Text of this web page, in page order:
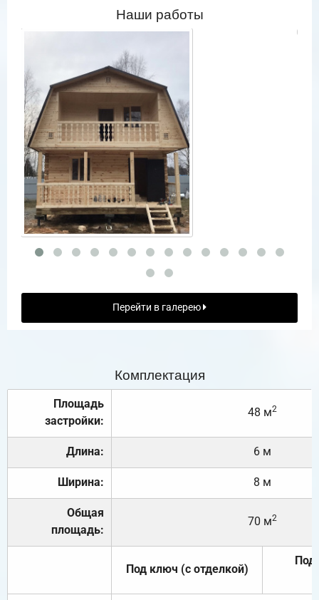
Наши работы
Перейти в галерею
Комплектация
Площадь
застройки:
48 м2
Длина: 6 м
Ширина: 8 м
Общая
площадь:
70 м2
Под ключ (с отделкой)
Под